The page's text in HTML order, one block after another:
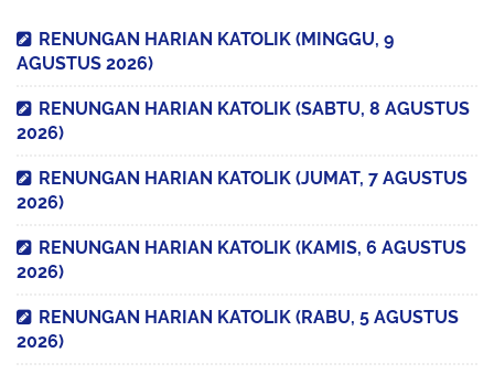
RENUNGAN HARIAN KATOLIK (MINGGU, 9
AGUSTUS 2026)
RENUNGAN HARIAN KATOLIK (SABTU, 8 AGUSTUS
2026)
RENUNGAN HARIAN KATOLIK (JUMAT, 7 AGUSTUS
2026)
RENUNGAN HARIAN KATOLIK (KAMIS, 6 AGUSTUS
2026)
RENUNGAN HARIAN KATOLIK (RABU, 5 AGUSTUS
2026)